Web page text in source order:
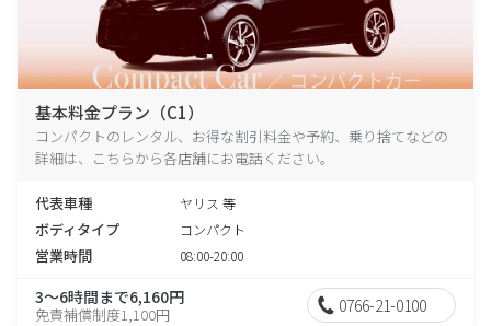
基本料金プラン（C1）
コンパクトのレンタル、お得な割引料金や予約、乗り捨てなどの
詳細は、こちらから各店舗にお電話ください。
代表車種 ヤリス 等
ボディタイプ コンパクト
営業時間 08:00-20:00
3～6時間まで6,160円
免責補償制度1,100円 0766-21-0100